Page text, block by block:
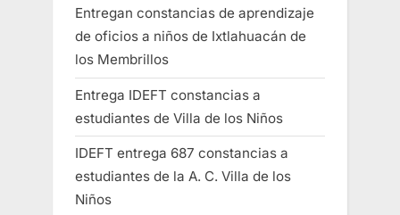
Entregan constancias de aprendizaje
de oficios a niños de Ixtlahuacán de
los Membrillos
Entrega IDEFT constancias a
estudiantes de Villa de los Niños
IDEFT entrega 687 constancias a
estudiantes de la A. C. Villa de los
Niños